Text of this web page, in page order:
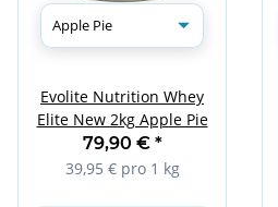
Evolite Nutrition Whey
Elite New 2kg Apple Pie
79,90 € *
39,95 € pro 1 kg